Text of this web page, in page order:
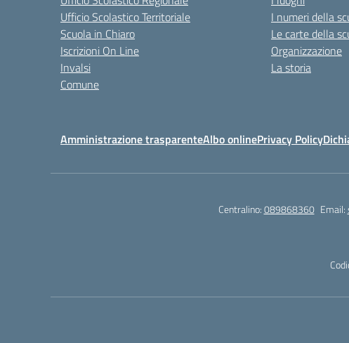
Ufficio Scolastico Territoriale
Scuola in Chiaro
Iscrizioni On Line
Invalsi
Comune
I numeri della
Le carte della
Organizzazione
La storia
Amministrazione trasparenteAlbo onlinePrivacy Policy
Centralino:089868360 Email: